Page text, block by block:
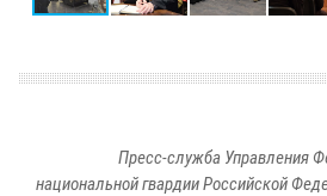
Пресс-служба Управления
национальной гвардии Российской